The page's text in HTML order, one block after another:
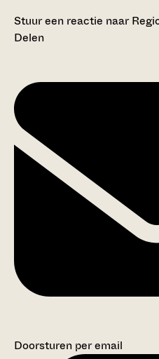
Stuur een reactie naar
Delen
Doorsturen per email